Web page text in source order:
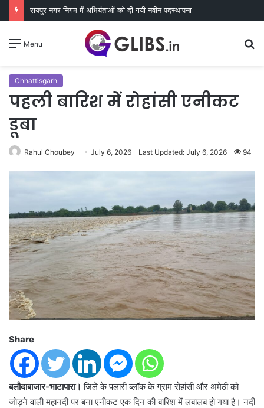
रायपुर नगर निगम में अभियंताओं को दी गयी नवीन पदस्थापना
Menu
Chhattisgarh
पहली बारिश में रोहांसी एनीकट
डूबा
Rahul Choubey July 6, 2026 Last Updated: July 6, 2026 94
Share
बलौदाबाजार-भाटापारा।जिले के पलारी ब्लॉक के ग्राम रोहांसी और अमेठी को
जोड़ने वाली महानदी पर बना एनीकट एक दिन की बारिश में लबालब हो गया है। नदी